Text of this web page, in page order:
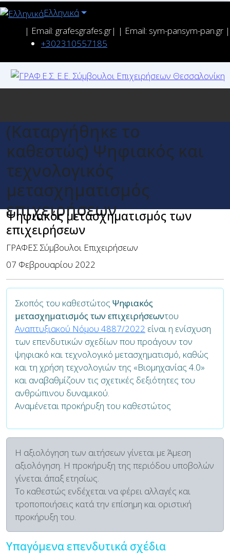
Ελληνικά
| Email: grafesgrafes.gr| | Email: sym-pansym-pan.gr |
+302310557185
(Καταργήθηκε το
καθεστώς) Ψηφιακός και
τεχνολογικός
μετασχηματισμός
επιχειρήσεων
Ψηφιακός μετασχηματισμός των
επιχειρήσεων
ΓΡΑΦΕΣ Σύμβουλοι Επιχειρήσεων
07 Φεβρουαρίου 2022
Σκοπός του καθεστώτος Ψηφιακός
μετασχηματισμός των επιχειρήσεωντου
Αναπτυξιακού Νόμου 4887/2022 είναι η ενίσχυση
των επενδυτικών σχεδίων που προάγουν τον
ψηφιακό και τεχνολογικό μετασχηματισμό, καθώς
και τη χρήση τεχνολογιών της «Βιομηχανίας 4.0»
και αναβαθμίζουν τις σχετικές δεξιότητες του
ανθρώπινου δυναμικού.
Αναμένεται προκήρυξη του καθεστώτος
Η αξιολόγηση των αιτήσεων γίνεται με Άμεση
αξιολόγηση. Η προκήρυξη της περιόδου υποβολών
γίνεται άπαξ ετησίως.
To καθεστώς ενδέχεται να φέρει αλλαγές και
τροποποιήσεις κατά την επίσημη και οριστική
προκήρυξη του.
Υπαγόμενα επενδυτικά σχέδια